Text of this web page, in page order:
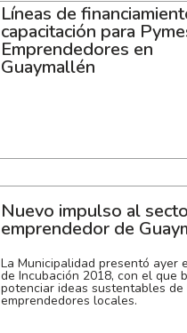
Líneas de
capacitación para
Emprendedores en
Guaymallén
Nuevo impulso al
emprendedor de
La Municipalidad presentó ayer
de Incubación 2018, con el que
potenciar ideas sustentables de
emprendedores locales.